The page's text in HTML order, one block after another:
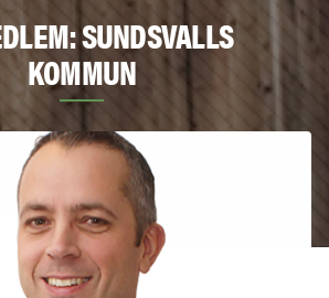
SUNDSVALLS
KOMMUN